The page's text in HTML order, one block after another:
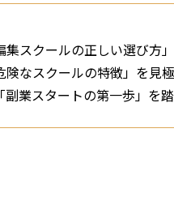
集スクールの正しい選び方
なスクールの特徴」を見
業スタートの第一歩」を